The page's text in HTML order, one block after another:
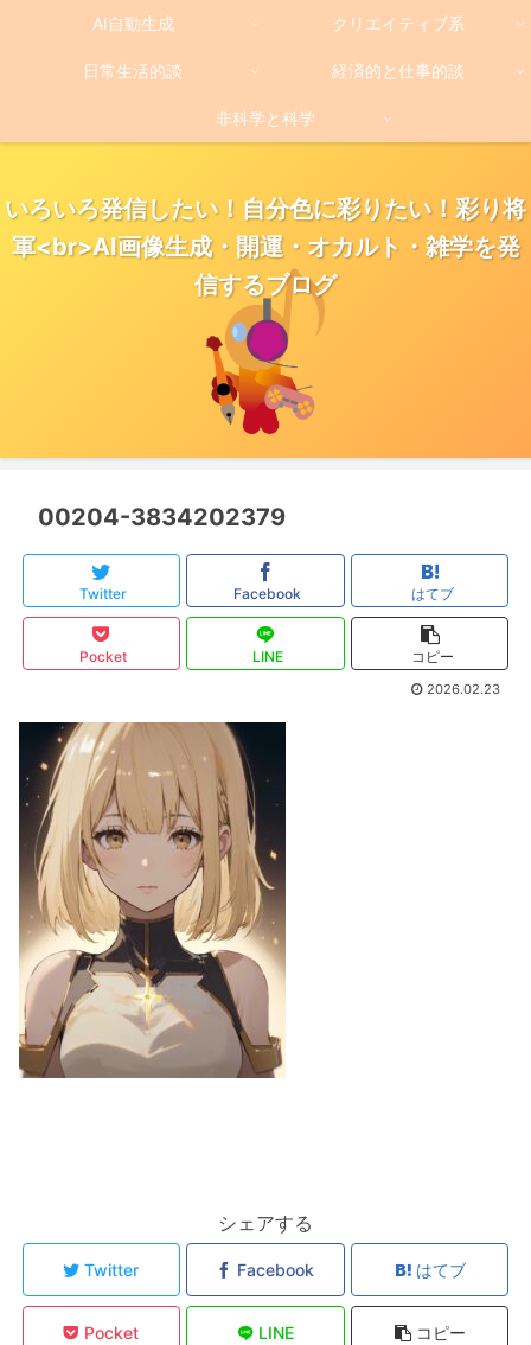
いろいろ発信したい！自分色に彩りたい！彩り将
軍<br>AI画像生成・開運・オカルト・雑学を発
信するブログ
AI自動生成 クリエイティブ系
日常生活的談 経済的と仕事的談
非科学と科学
00204-3834202379
Twitter Facebook はてブ
Pocket LINE コピー
2026.02.23
シェアする
Twitter Facebook はてブ
Pocket LINE コピー